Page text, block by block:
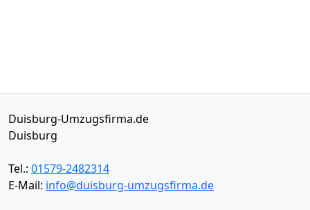
Duisburg-Umzugsfirma.de
Duisburg
Tel.: 01579-2482314
E-Mail: info@duisburg-umzugsfirma.de